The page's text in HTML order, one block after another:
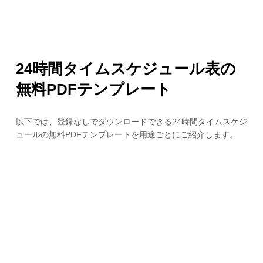
24時間タイムスケジュール表の
無料PDFテンプレート
以下では、登録なしでダウンロードできる24時間タイムスケジ
ュールの無料PDFテンプレートを用途ごとにご紹介します。